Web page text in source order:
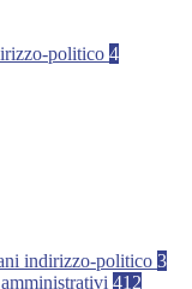
politico 4
indirizzo-politico 3
412